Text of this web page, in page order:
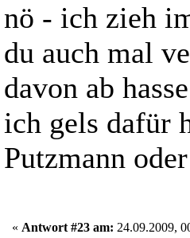
nö - ich zieh
du auch mal
davon ab
ich gels dafür
Putzmann
« Antwort #23 am: 24.09.2009,